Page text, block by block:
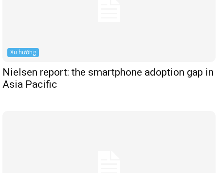
Xu hướng
Nielsen report: the smartphone adoption gap in
Asia Pacific